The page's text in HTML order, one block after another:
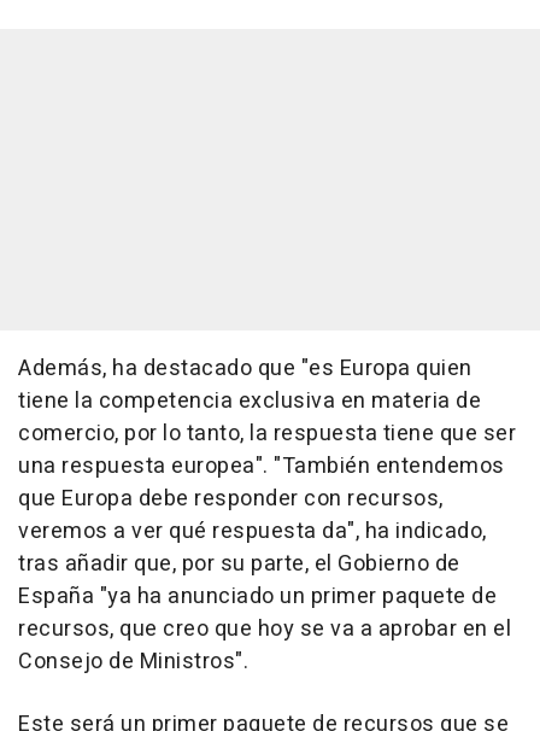
Además, ha destacado que "es Europa quien
tiene la competencia exclusiva en materia de
comercio, por lo tanto, la respuesta tiene que ser
una respuesta europea". "También entendemos
que Europa debe responder con recursos,
veremos a ver qué respuesta da", ha indicado,
tras añadir que, por su parte, el Gobierno de
España "ya ha anunciado un primer paquete de
recursos, que creo que hoy se va a aprobar en el
Consejo de Ministros".
Este será un primer paquete de recursos que se